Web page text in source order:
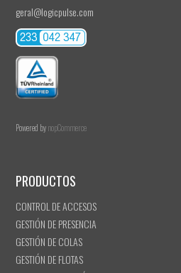
geral@logicpulse.com
Powered bynopCommerce
PRODUCTOS
CONTROL DE ACCESOS
GESTIÓN DE PRESENCIA
GESTIÓN DE COLAS
GESTIÓN DE FLOTAS